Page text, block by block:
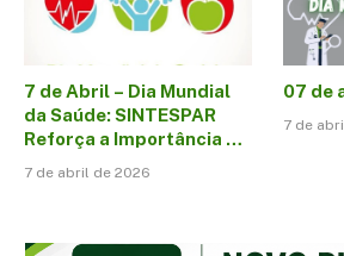
7 de Abril – Dia Mundial
da Saúde: SINTESPAR
Reforça a Importância do
7 de abril de 2026
07 de
7 de